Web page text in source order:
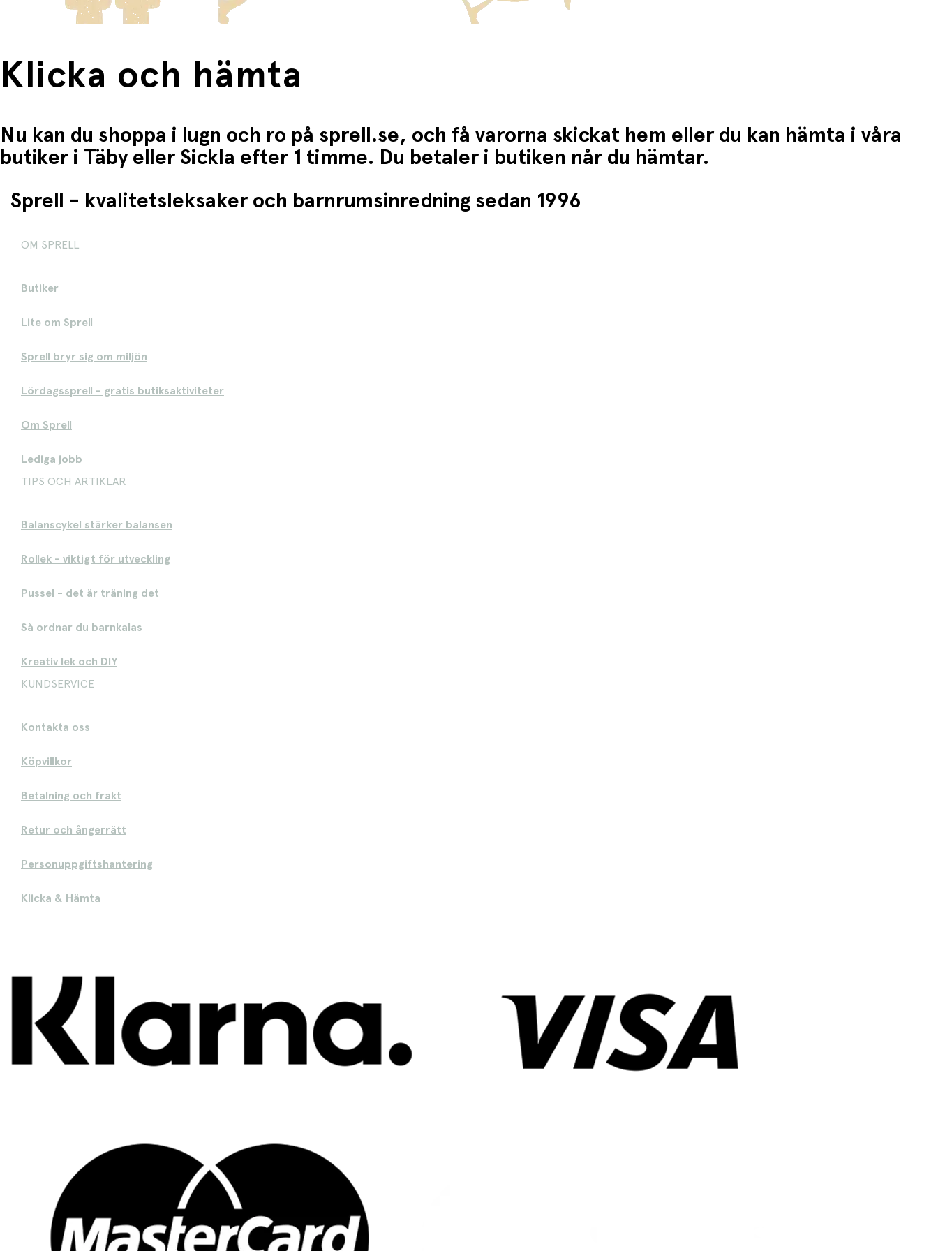
Klicka och hämta
Nu kan du shoppa i lugn och ro på sprell.se, och få varorna skickat hem eller du kan hämta i våra
butiker i Täby eller Sickla efter 1 timme. Du betaler i butiken når du hämtar.
Sprell - kvalitetsleksaker och barnrumsinredning sedan 1996
OM SPRELL
Butiker
Lite om Sprell
Sprell bryr sig om miljön
Lördagssprell - gratis butiksaktiviteter
Om Sprell
Lediga jobb
TIPS OCH ARTIKLAR
Balanscykel stärker balansen
Rollek - viktigt för utveckling
Pussel - det är träning det
Så ordnar du barnkalas
Kreativ lek och DIY
KUNDSERVICE
Kontakta oss
Köpvillkor
Betalning och frakt
Retur och ångerrätt
Personuppgiftshantering
Klicka & Hämta